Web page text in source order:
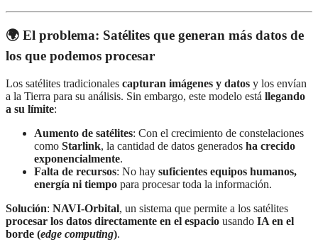
🌍 El problema: Satélites que generan más datos de
los que podemos procesar
Los satélites tradicionales capturan imágenes y datos y los envían
a la Tierra para su análisis. Sin embargo, este modelo está llegando
a su límite:
Aumento de satélites: Con el crecimiento de constelaciones
como Starlink, la cantidad de datos generados ha crecido
exponencialmente.
Falta de recursos: No hay suficientes equipos humanos,
energía ni tiempo para procesar toda la información.
Solución: NAVI-Orbital, un sistema que permite a los satélites
procesar los datos directamente en el espacio usando IA en el
borde (edge computing).